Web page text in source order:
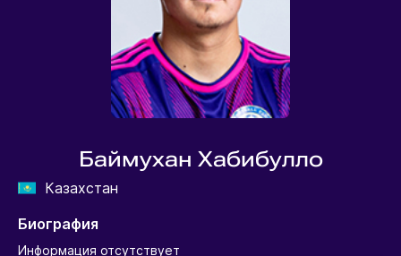
Баймухан Хабибулло
Казахстан
Биография
Информация отсутствует